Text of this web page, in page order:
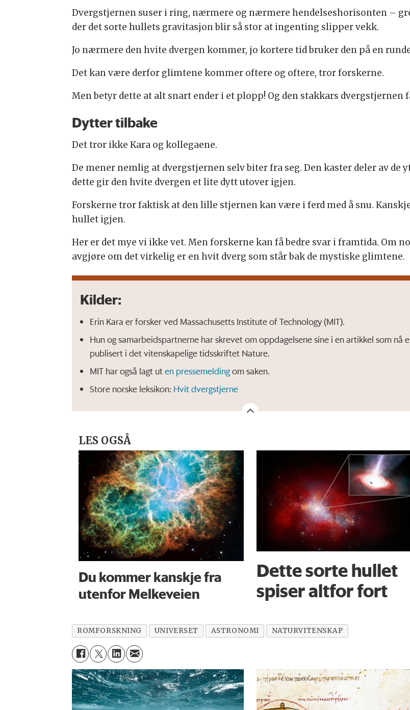
Dvergstjernen suser i ring, nærmere og nærmere hendelseshorisonten –
der det sorte hullets gravitasjon blir så stor at ingenting slipper vekk.
Jo nærmere den hvite dvergen kommer, jo kortere tid bruker den på en
Det kan være derfor glimtene kommer oftere og oftere, tror forskerne.
Men betyr dette at alt snart ender i et plopp! Og den stakkars
Dytter tilbake
Det tror ikke Kara og kollegaene.
De mener nemlig at dvergstjernen selv biter fra seg. Den kaster deler av de
dette gir den hvite dvergen et lite dytt utover igjen.
Forskerne tror faktisk at den lille stjernen kan være i ferd med å snu.
hullet igjen.
Her er det mye vi ikke vet. Men forskerne kan få bedre svar i framtida. Om
avgjøre om det virkelig er en hvit dverg som står bak de mystiske glimtene.
Kilder:
Erin Kara er forsker ved Massachusetts Institute of Technology (MIT).
Hun og samarbeidspartnerne har skrevet om oppdagelsene sine i en artikkel som nå
publisert i det vitenskapelige tidsskriftet Nature.
MIT har også lagt uten pressemeldingom saken.
Store norske leksikon: Hvit dvergstjerne
LES OGSÅ
Du kommer kanskje fra
utenfor Melkeveien
Dette sorte hullet
spiser altfor fort
ROMFORSKNING UNIVERSET ASTRONOMI NATURVITENSKAP